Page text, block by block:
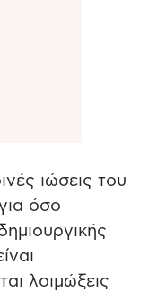
ιώσεις του
όσο
λοιμώξεις